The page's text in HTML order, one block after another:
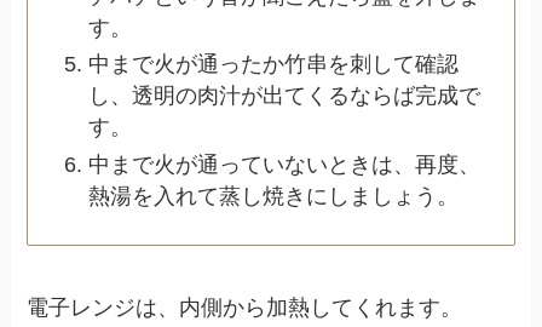
す。
中まで火が通ったか竹串を刺して確認
し、透明の肉汁が出てくるならば完成で
す。
中まで火が通っていないときは、再度、
熱湯を入れて蒸し焼きにしましょう。
電子レンジは、内側から加熱してくれます。